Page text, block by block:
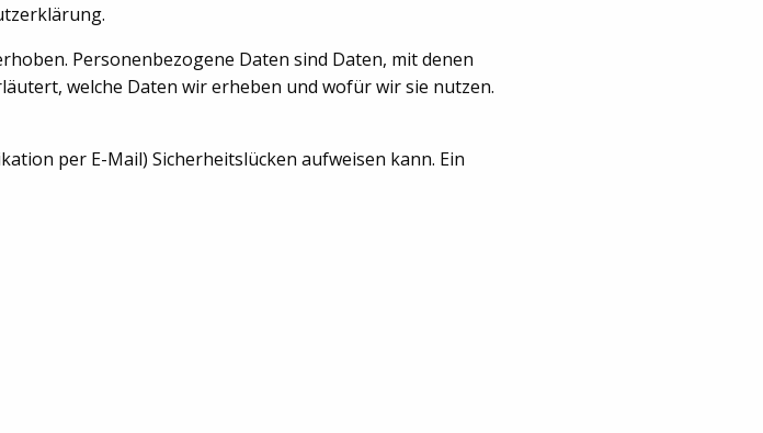
Personenbezogene Daten sind Daten, mit denen
welche Daten wir erheben und wofür wir sie nutzen.
per E-Mail) Sicherheitslücken aufweisen kann. Ein